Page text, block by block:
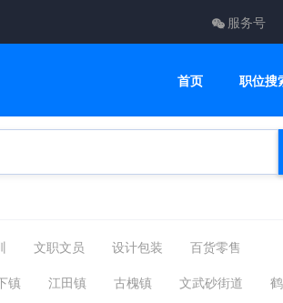
服务号
首页 职位搜
文职文员 设计包装
百货零售
咨询顾问 电子通讯
医疗美容
镇 ​江田镇 ​古槐镇 ​文武砂街道